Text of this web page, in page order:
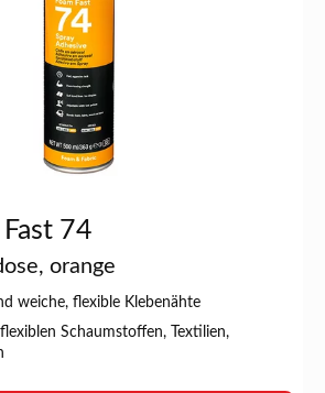
74
orange
weiche, flexible Klebenähte
Schaumstoffen, Textilien,